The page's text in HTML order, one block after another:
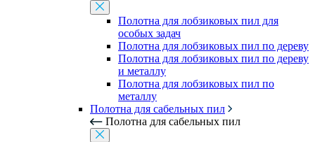
Полотна для лобзиковых пил для
особых задач
Полотна для лобзиковых пил по дереву
Полотна для лобзиковых пил по дереву
и металлу
Полотна для лобзиковых пил по
металлу
Полотна для сабельных пил
Полотна для сабельных пил